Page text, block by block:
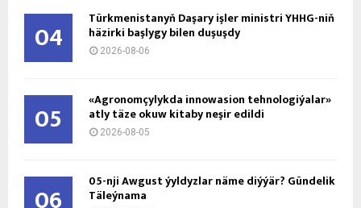
04 Türkmenistanyň Daşary işler ministri ÝHHG-niň
häzirki başlygy bilen duşuşdy
2026-08-06
05 «Agronomçylykda innowasion tehnologiýalar»
atly täze okuw kitaby neşir edildi
2026-08-05
05-nji Awgust ýyldyzlar näme diýýär? Gündelik
Täleýnama